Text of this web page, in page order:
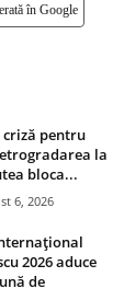
în Google
criză pentru
la
bloca...
6, 2026
2026 aduce
de